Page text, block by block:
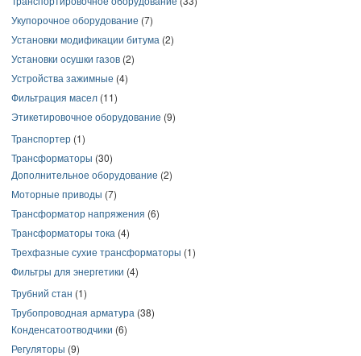
Укупорочное оборудование (7)
Установки модификации битума (2)
Установки осушки газов (2)
Устройства зажимные (4)
Фильтрация масел (11)
Этикетировочное оборудование (9)
Транспортер (1)
Трансформаторы (30)
Дополнительное оборудование (2)
Моторные приводы (7)
Трансформатор напряжения (6)
Трансформаторы тока (4)
Трехфазные сухие трансформаторы (1)
Фильтры для энергетики (4)
Трубний стан (1)
Трубопроводная арматура (38)
Конденсатоотводчики (6)
Регуляторы (9)